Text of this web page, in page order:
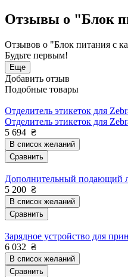
Отзывы о "Блок
Отзывов о "Блок питания с
Будьте первым!
Еще
Добавить отзыв
Подобные товары
Отделитель этикеток для
Отделитель этикеток для
5 694 ₴
В список желаний
Сравнить
Дополнительный подающий
5 200 ₴
В список желаний
Сравнить
Зарядное устройство для
6 032 ₴
В список желаний
Сравнить